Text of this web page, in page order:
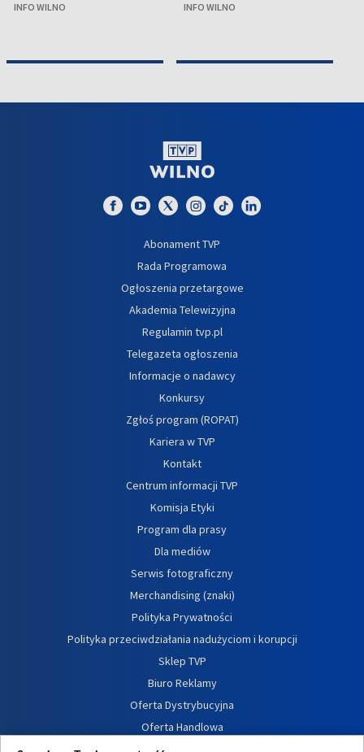
INFO WILNO INFO WILNO
Abonament TVP
Rada Programowa
Ogłoszenia przetargowe
Akademia Telewizyjna
Regulamin tvp.pl
Telegazeta ogłoszenia
Informacje o nadawcy
Konkursy
Zgłoś program (ROPAT)
Kariera w TVP
Kontakt
Centrum informacji TVP
Komisja Etyki
Program dla prasy
Dla mediów
Serwis fotograficzny
Merchandising (znaki)
Polityka Prywatności
Polityka przeciwdziałania nadużyciom i korupcji
Sklep TVP
Biuro Reklamy
Oferta Dystrybucyjna
Oferta Handlowa
Dostępność